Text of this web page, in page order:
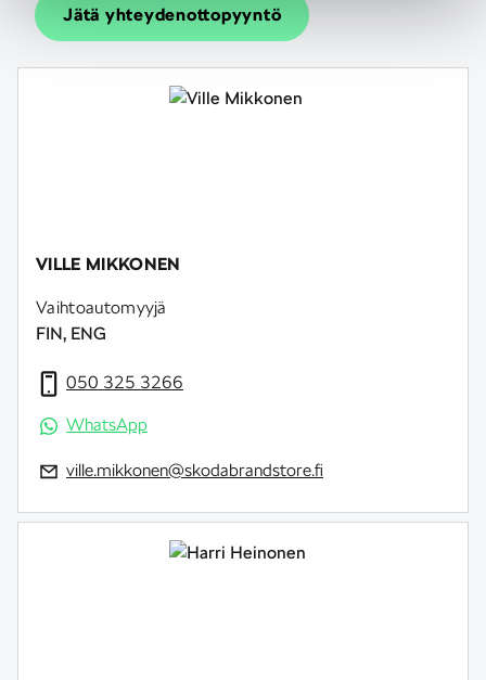
Jätä yhteydenottopyyntö
VILLE MIKKONEN
Vaihtoautomyyjä
FIN, ENG
050 325 3266
WhatsApp
ville.mikkonen@skodabrandstore.fi